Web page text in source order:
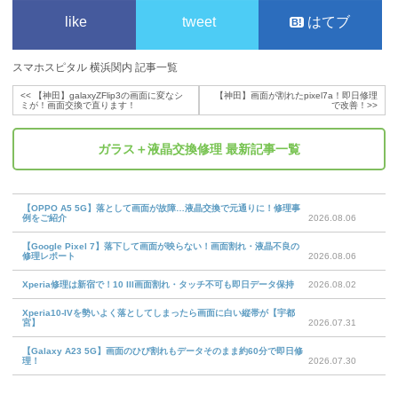
like tweet はてブ
スマホスピタル 横浜関内 記事一覧
<<
【神田】galaxyZFlip3の画面に変なシ
ミが！画面交換で直ります！
【神田】画面が割れたpixel7a！即日修理
で改善！ >>
ガラス＋液晶交換修理 最新記事一覧
【OPPO A5 5G】落として画面が故障…液晶交換で元通りに！修理事
例をご紹介
2026.08.06
【Google Pixel 7】落下して画面が映らない！画面割れ・液晶不良の
修理レポート
2026.08.06
Xperia修理は新宿で！10 III画面割れ・タッチ不可も即日データ保持 2026.08.02
Xperia10-IVを勢いよく落としてしまったら画面に白い縦帯が【宇都
宮】
2026.07.31
【Galaxy A23 5G】画面のひび割れもデータそのまま約60分で即日修
理！
2026.07.30